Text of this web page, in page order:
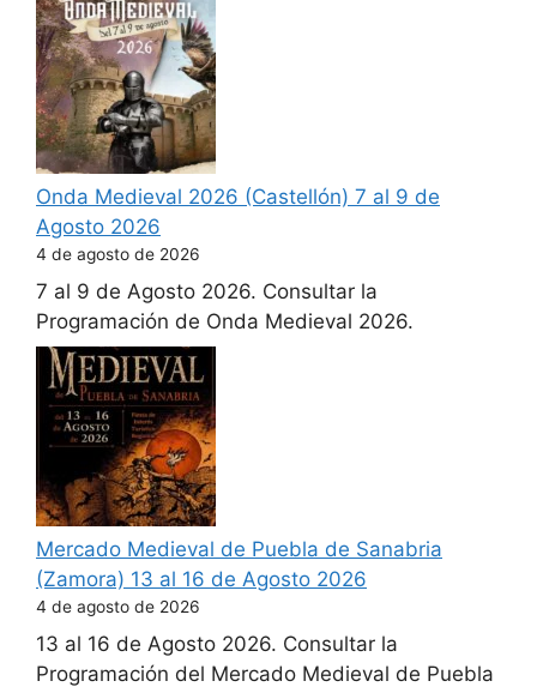
Onda Medieval 2026 (Castellón) 7 al 9 de
Agosto 2026
4 de agosto de 2026
7 al 9 de Agosto 2026. Consultar la
Programación de Onda Medieval 2026.
Mercado Medieval de Puebla de Sanabria
(Zamora) 13 al 16 de Agosto 2026
4 de agosto de 2026
13 al 16 de Agosto 2026. Consultar la
Programación del Mercado Medieval de Puebla